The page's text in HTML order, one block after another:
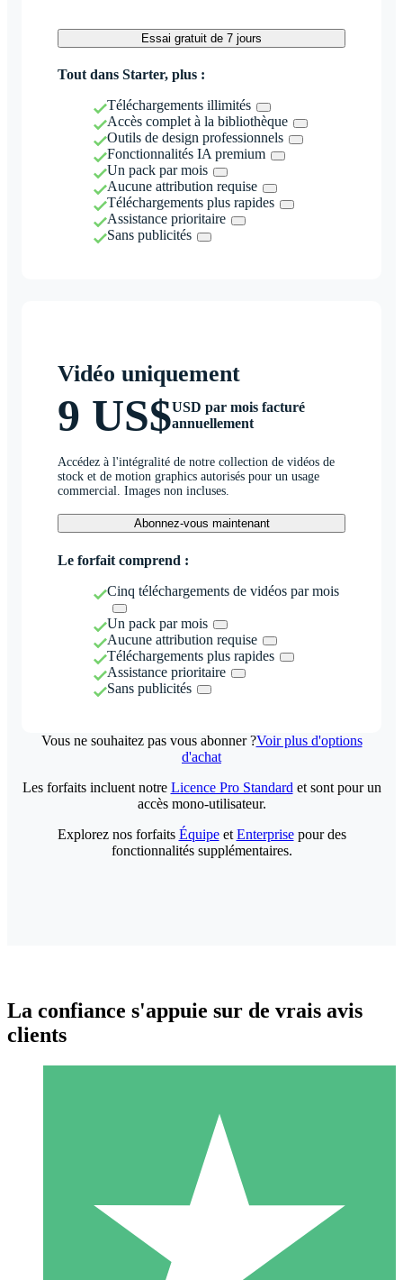
Essai gratuit de 7 jours
Tout dans Starter, plus :
Téléchargements illimités
Accès complet à la bibliothèque
Outils de design professionnels
Fonctionnalités IA premium
Un pack par mois
Aucune attribution requise
Téléchargements plus rapides
Assistance prioritaire
Sans publicités
Vidéo uniquement
9 US$USD par mois facturé
annuellement
Accédez à l'intégralité de notre collection de vidéos de
stock et de motion graphics autorisés pour un usage
commercial. Images non incluses.
Abonnez-vous maintenant
Le forfait comprend :
Cinq téléchargements de vidéos par mois
Un pack par mois
Aucune attribution requise
Téléchargements plus rapides
Assistance prioritaire
Sans publicités
Vous ne souhaitez pas vous abonner ?Voir plus d'options
d'achat
Packs de Crédits Individuels
Payez à l'utilisation avec des crédits de téléchargement. Sans
1 Téléchargement
Les forfaits incluent notre Licence Pro Standard et sont pour un
accès mono-utilisateur.
Explorez nos forfaits Équipeet Enterprisepour des
fonctionnalités supplémentaires.
La confiance s'appuie sur de vrais avis
clients